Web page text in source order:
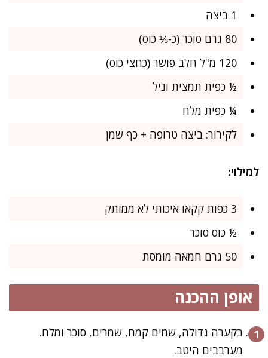
1 ביצה
80 גרם סוכר (כ-⅓ כוס)
120 מ"ל חלב פושר (כחצי כוס)
½ כפית תמצית וניל
¼ כפית מלח
לקירור: ביצה טרופה + כף שמן
למילוי:
3 כפות קקאו איכותי לא ממותק
½ כוס סוכר
50 גרם חמאה מומסת
אופן ההכנה
בקערה גדולה, שמים קמח, שמרים, סוכר ומלח.
מערבבים היטב.